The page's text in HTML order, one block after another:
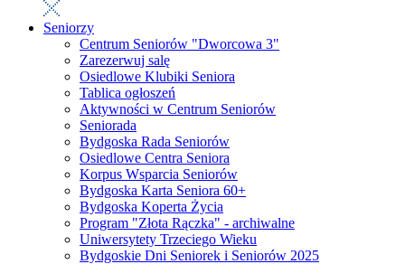
Seniorzy
Centrum Seniorów "Dworcowa 3"
Zarezerwuj salę
Osiedlowe Klubiki Seniora
Tablica ogłoszeń
Aktywności w Centrum Seniorów
Seniorada
Bydgoska Rada Seniorów
Osiedlowe Centra Seniora
Korpus Wsparcia Seniorów
Bydgoska Karta Seniora 60+
Bydgoska Koperta Życia
Program "Złota Rączka" - archiwalne
Uniwersytety Trzeciego Wieku
Bydgoskie Dni Seniorek i Seniorów 2025